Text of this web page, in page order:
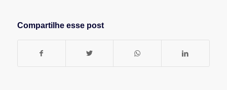
Compartilhe esse post